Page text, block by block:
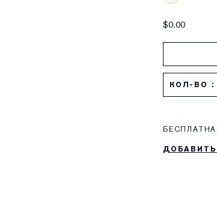
$0.00
КОЛ-ВО :